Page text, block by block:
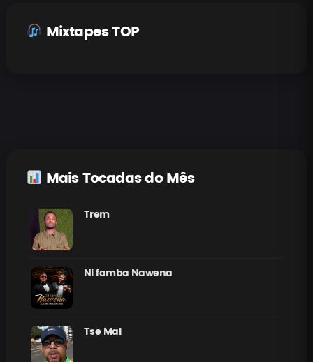
Mixtapes TOP
Mais Tocadas do Mês
Trem
Ni famba Nawena
Tse Mal